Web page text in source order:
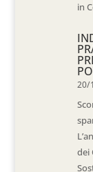
in
20/
dei